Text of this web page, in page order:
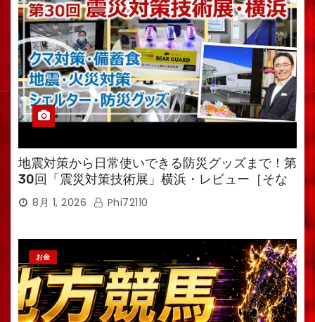
地震対策から日常使いできる防災グッズまで！第
30回「震災対策技術展」横浜・レビュー［そな
えるTV・高荷智也］
8月 1, 2026 Phi72110
お金